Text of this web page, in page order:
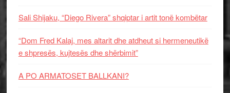
Sali Shijaku, “Diego Rivera” shqiptar i artit tonë kombëtar
“Dom Fred Kalaj, mes altarit dhe atdheut si hermeneutikë
e shpresës, kujtesës dhe shërbimit”
A PO ARMATOSET BALLKANI?